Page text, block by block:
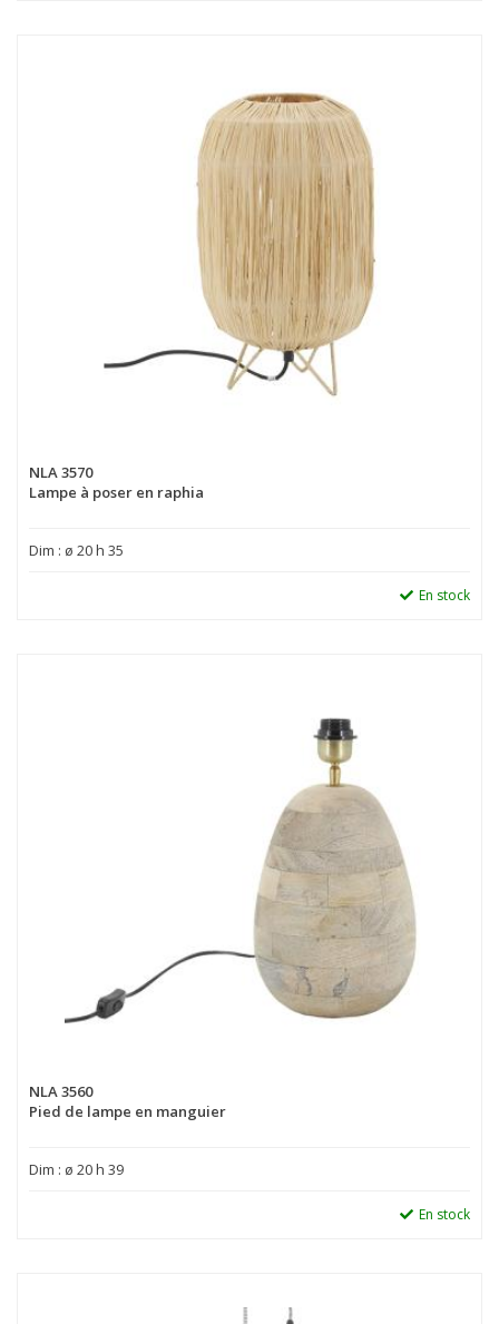
NLA 3570
Lampe à poser en raphia
Dim : ø 20 h 35
En stock
NLA 3560
Pied de lampe en manguier
Dim : ø 20 h 39
En stock